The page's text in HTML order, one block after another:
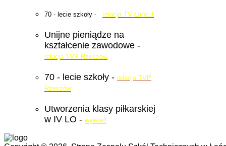
70 - lecie szkoły - relacja TV Łańcut
Unijne pieniądze na
kształcenie zawodowe -
relacja TVP Rzeszów
70 - lecie szkoły - relacja TVP
Rzeszów
Utworzenia klasy piłkarskiej
w IV LO - wywiad